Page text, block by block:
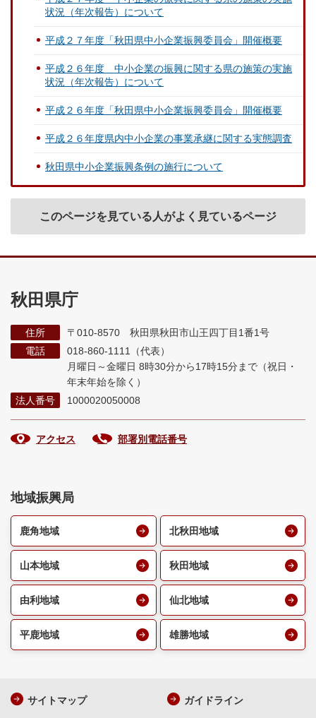
状況（年次報告）について
平成２７年度「秋田県中小企業振興委員会」開催概要
平成２６年度 中小企業の振興に関する県の施策の実施
状況（年次報告）について
平成２６年度「秋田県中小企業振興委員会」開催概要
平成２６年度県内中小企業の事業承継に関する実態調査
秋田県中小企業振興条例の施行について
このページを見ている人がよく見ているページ
秋田県庁
住所
〒010-8570 秋田県秋田市山王四丁目1番1号
電話
018-860-1111（代表）
月曜日～金曜日 8時30分から17時15分まで （祝日・
年末年始を除く）
法人番号
1000020050008
アクセス 部署別電話番号
地域振興局
鹿角地域 北秋田地域
山本地域 秋田地域
由利地域 仙北地域
平鹿地域 雄勝地域
サイトマップ ガイドライン